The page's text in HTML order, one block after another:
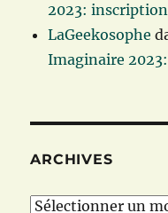
2023: inscription
LaGeekosophe
Imaginaire
ARCHIVES
Archives